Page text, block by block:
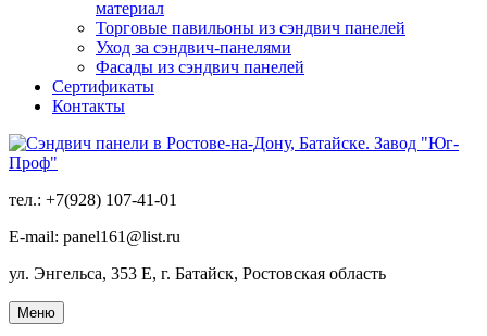
материал
Торговые павильоны из сэндвич панелей
Уход за сэндвич-панелями
Фасады из сэндвич панелей
Сертификаты
Контакты
тел.: +7(928) 107-41-01
E-mail: panel161@list.ru
ул. Энгельса, 353 Е, г. Батайск, Ростовская область
Меню